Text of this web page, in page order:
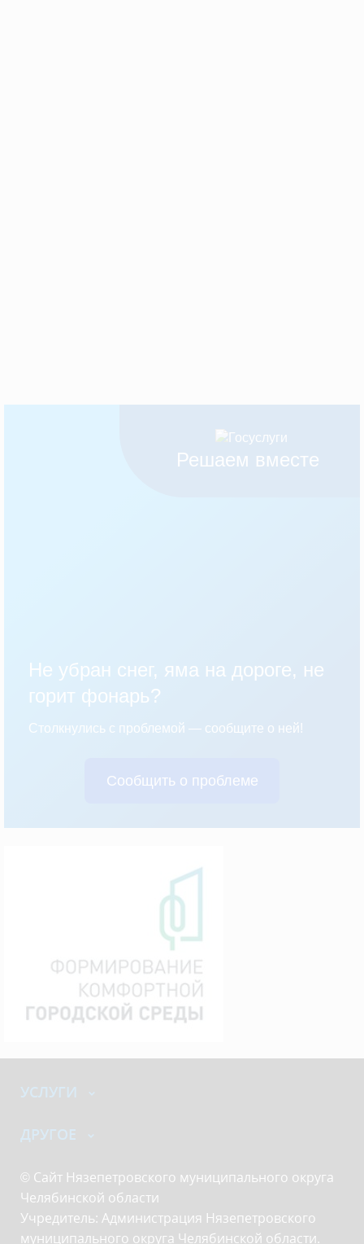
Решаем вместе
Не убран снег, яма на дороге, не
горит фонарь?
Столкнулись с проблемой — сообщите о ней!
Сообщить о проблеме
УСЛУГИ
ДРУГОЕ
© Сайт Нязепетровского муниципального округа
Челябинской области
Учредитель: Администрация Нязепетровского
муниципального округа Челябинской области.